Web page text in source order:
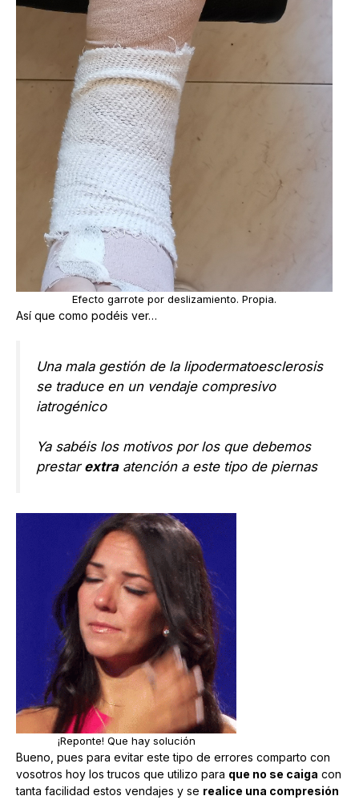
Efecto garrote por deslizamiento. Propia.
Así que como podéis ver…
Una mala gestión de la lipodermatoesclerosis
se traduce en un vendaje compresivo
iatrogénico
Ya sabéis los motivos por los que debemos
prestar extraatención a este tipo de piernas
¡Reponte! Que hay solución
Bueno, pues para evitar este tipo de errores comparto con
vosotros hoy los trucos que utilizo para que no se caiga con
tanta facilidad estos vendajes y se realice una compresión